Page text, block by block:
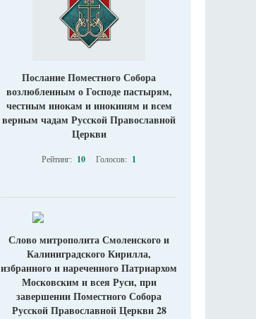
Послание Поместного Собора
возлюбленным о Господе пастырям,
честным инокам и инокиням и всем
верным чадам Русской Православной
Церкви
Рейтинг: 10 Голосов: 1
Слово митрополита Смоленского и
Калиниградского Кирилла,
избранного и нареченного Патриархом
Московским и всея Руси, при
завершении Поместного Собора
Русской Православной Церкви 28